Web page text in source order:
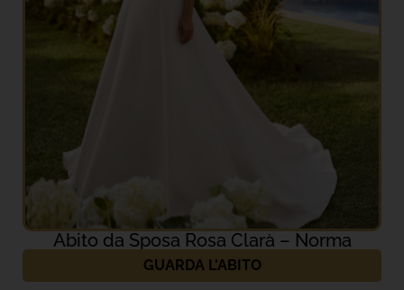
Abito da Sposa Rosa Clarà – Norma
GUARDA L'ABITO